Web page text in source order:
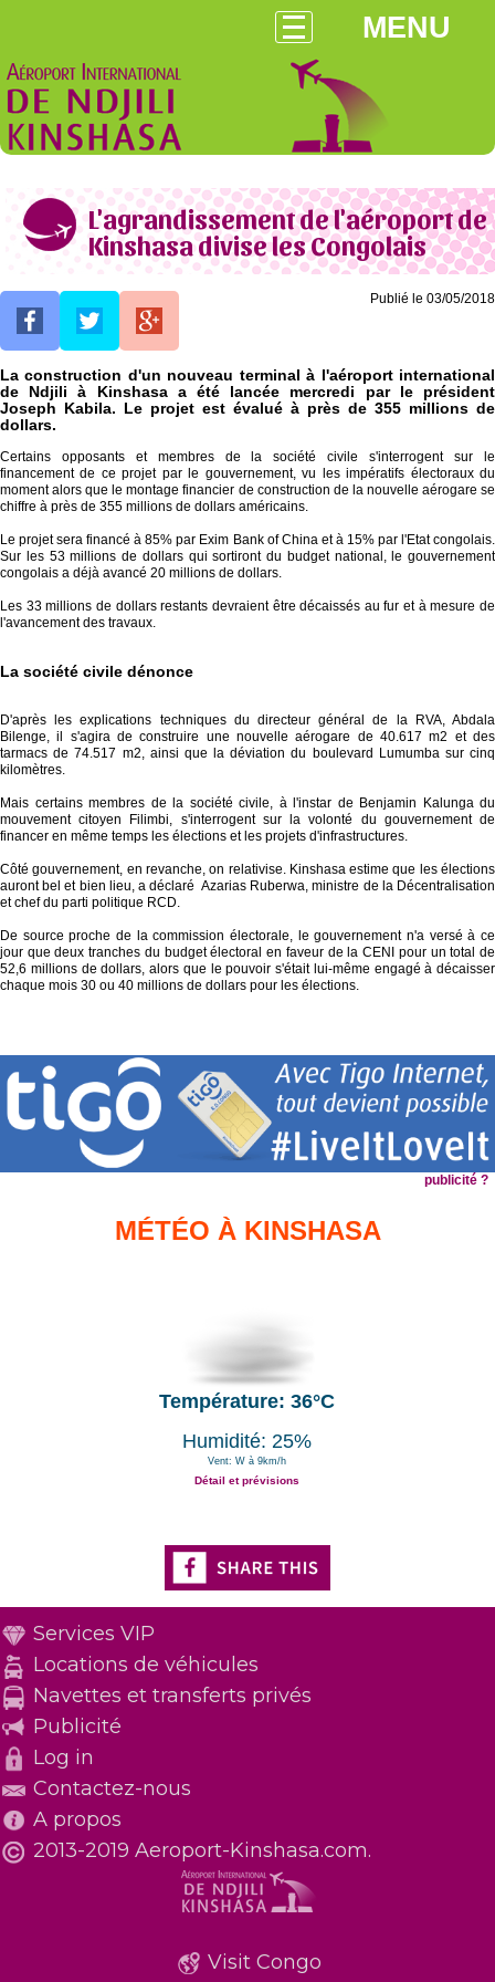
MENU
L'agrandissement de l'aéroport de
Kinshasa divise les Congolais
Publié le 03/05/2018
La construction d'un nouveau terminal à l'aéroport international
de Ndjili à Kinshasa a été lancée mercredi par le président
Joseph Kabila. Le projet est évalué à près de 355 millions de
dollars.
Certains opposants et membres de la société civile s'interrogent sur le
financement de ce projet par le gouvernement, vu les impératifs électoraux du
moment alors que le montage financier de construction de la nouvelle aérogare se
chiffre à près de 355 millions de dollars américains.
Le projet sera financé à 85% par Exim Bank of China et à 15% par l'Etat congolais.
Sur les 53 millions de dollars qui sortiront du budget national, le gouvernement
congolais a déjà avancé 20 millions de dollars.
Les 33 millions de dollars restants devraient être décaissés au fur et à mesure de
l'avancement des travaux.
La société civile dénonce
D'après les explications techniques du directeur général de la RVA, Abdala
Bilenge, il s'agira de construire une nouvelle aérogare de 40.617 m2 et des
tarmacs de 74.517 m2, ainsi que la déviation du boulevard Lumumba sur cinq
kilomètres.
Mais certains membres de la société civile, à l'instar de Benjamin Kalunga du
mouvement citoyen Filimbi, s'interrogent sur la volonté du gouvernement de
financer en même temps les élections et les projets d'infrastructures.
Côté gouvernement, en revanche, on relativise. Kinshasa estime que les élections
auront bel et bien lieu, a déclaré Azarias Ruberwa, ministre de la Décentralisation
et chef du parti politique RCD.
De source proche de la commission électorale, le gouvernement n'a versé à ce
jour que deux tranches du budget électoral en faveur de la CENI pour un total de
52,6 millions de dollars, alors que le pouvoir s'était lui-même engagé à décaisser
chaque mois 30 ou 40 millions de dollars pour les élections.
publicité ?
MÉTÉO À KINSHASA
Température: 36°C
Humidité: 25%
Vent: W à 9km/h
Détail et prévisions
Services VIP
Locations de véhicules
Navettes et transferts privés
Publicité
Log in
Contactez-nous
A propos
2013-2019 Aeroport-Kinshasa.com.
Visit Congo